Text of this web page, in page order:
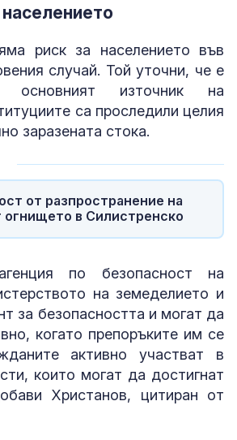
риск за населението във
случай. Той уточни, че е
основният източник на
са проследили целия
заразената стока.
от разпространение на
огнището в Силистренско
по безопасност на
на земеделието и
за безопасността и могат да
когато препоръките им се
активно участват в
които могат да достигнат
Христанов, цитиран от